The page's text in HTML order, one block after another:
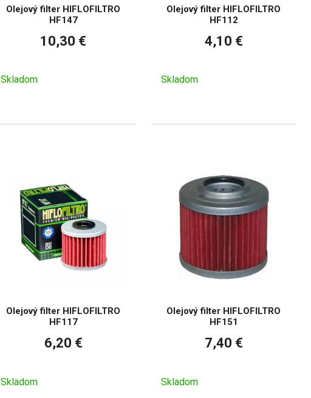
Olejový filter HIFLOFILTRO
HF147
10,30 €
Skladom
Olejový filter HIFLOFILTRO
HF112
4,10 €
Skladom
Olejový filter HIFLOFILTRO
HF117
6,20 €
Skladom
Olejový filter HIFLOFILTRO
HF151
7,40 €
Skladom